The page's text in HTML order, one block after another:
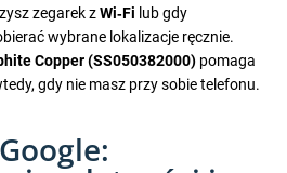
zegarek zWi‑Fi lub gdy
wybrane lokalizacje ręcznie.
Copper (SS050382000) pomaga
gdy nie masz przy sobie telefonu.